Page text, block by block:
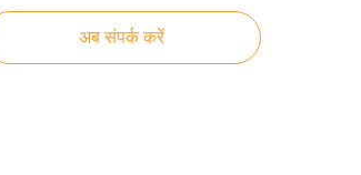
अब संपर्क करें